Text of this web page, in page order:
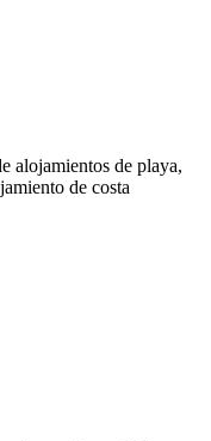
alojamientos de playa,
de costa